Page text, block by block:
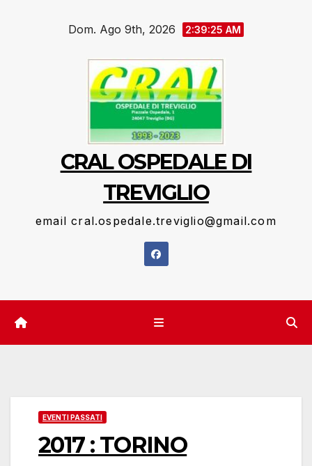
Dom. Ago 9th, 2026 2:39:26 AM
CRAL OSPEDALE DI
TREVIGLIO
email cral.ospedale.treviglio@gmail.com
EVENTI PASSATI
2017 : TORINO